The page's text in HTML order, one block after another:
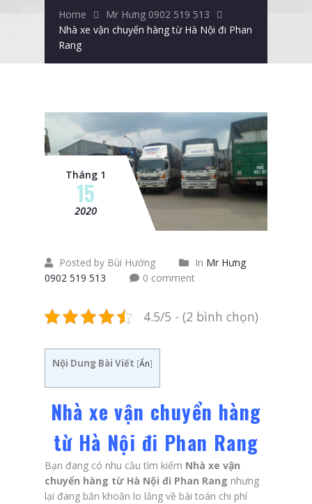
Home
Mr Hưng 0902 519 513
Nhà xe vận chuyển hàng từ Hà Nội đi Phan
Rang
Tháng 1
15
2020
Posted by Bùi Hướng In Mr Hưng
0902 519 513
0 comment
4.5/5 - (2 bình chọn)
Nội Dung Bài Viết [Ẩn]
Nhà xe vận chuyển hàng
từ Hà Nội đi Phan Rang
Bạn đang có nhu cầu tìm kiếm Nhà xe vận
chuyển hàng từ Hà Nội đi Phan Rang nhưng
lại đang băn khoăn lo lắng về bài toán chi phí